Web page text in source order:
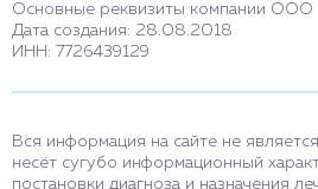
Основные реквизиты компании ООО
Дата создания: 28.08.2018
ИНН: 7726439129
Вся информация на сайте не
несёт сугубо информационный
постановки диагноза и назначения